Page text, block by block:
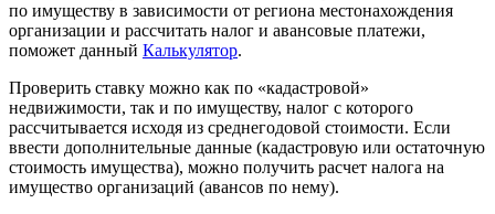
по имуществу в зависимости от региона местонахождения
организации и рассчитать налог и авансовые платежи,
поможет данный Калькулятор.
Проверить ставку можно как по «кадастровой»
недвижимости, так и по имуществу, налог с которого
рассчитывается исходя из среднегодовой стоимости. Если
ввести дополнительные данные (кадастровую или остаточную
стоимость имущества), можно получить расчет налога на
имущество организаций (авансов по нему).